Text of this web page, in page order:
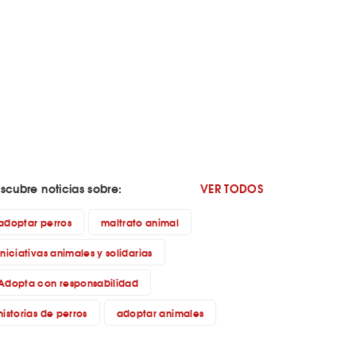
noticias sobre: VER TODOS
perros
maltrato animal
animales y solidarias
con responsabilidad
de perros
adoptar animales